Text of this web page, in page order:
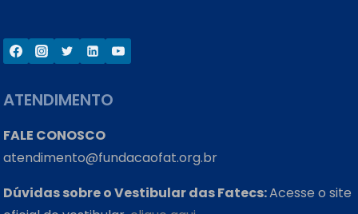
ATENDIMENTO
FALE CONOSCO
atendimento@fundacaofat.org.br
Dúvidas sobre o Vestibular das Fatecs:Acesse o site